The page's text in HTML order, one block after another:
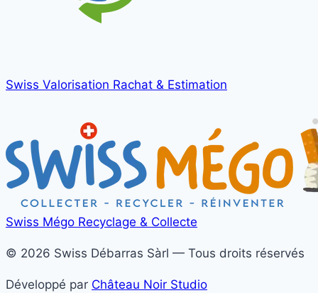
Swiss Valorisation Rachat & Estimation
Swiss Mégo Recyclage & Collecte
© 2026 Swiss Débarras Sàrl — Tous droits réservés
Développé par Château Noir Studio